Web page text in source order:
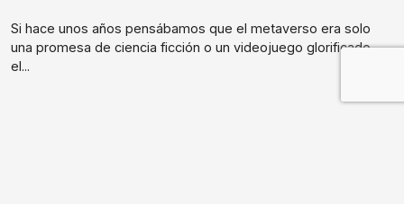
Si hace unos años pensábamos que el metaverso era solo
una promesa de ciencia ficción o un videojuego glorificado,
el...